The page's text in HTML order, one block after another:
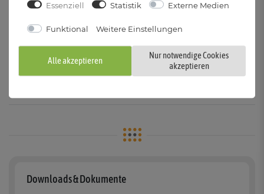
Sprengring
1x RF-2 Einbaustrahler weiß lackiert, schwenkbar
1x LED-Modul FM-1 inkl. 20cm Anschlusskabel, Lichtfarbe
Downloads & Dokumente
Essenziell Statistik Externe Medien
Funktional Weitere Einstellungen
Alle akzeptieren
Nur notwendige Cookies
akzeptieren